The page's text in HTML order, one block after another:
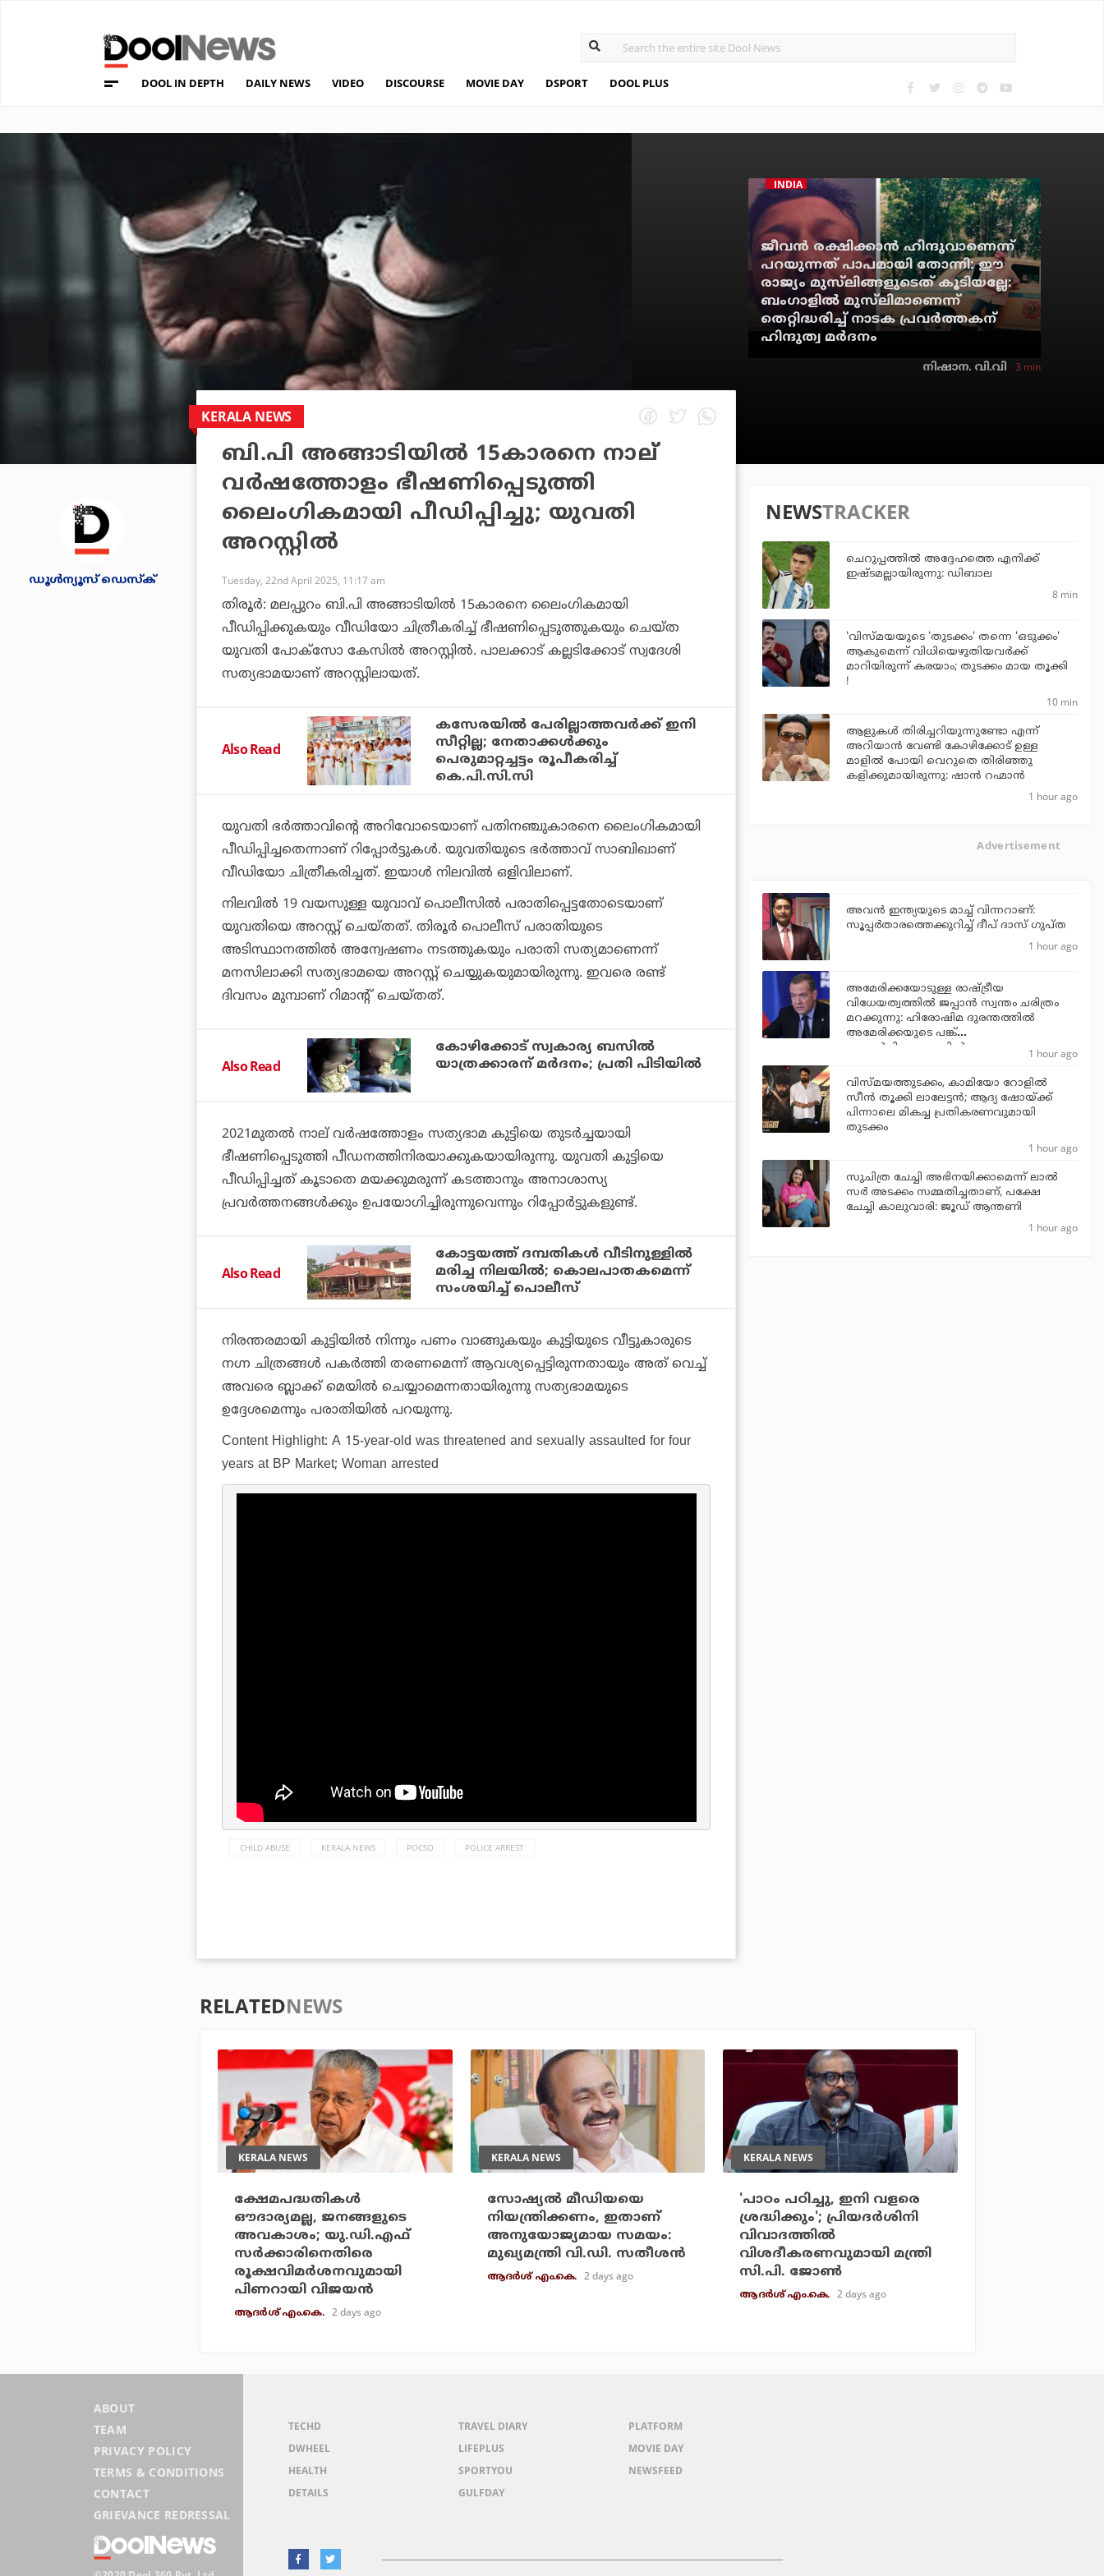
DOOL IN DEPTH DAILY NEWS VIDEO DISCOURSE MOVIE DAY DSPORT DOOL PLUS
INDIA
ജീവന്‍ രക്ഷിക്കാന്‍ ഹിന്ദുവാണെന്ന്
പറയുന്നത് പാപമായി തോന്നി: ഈ
രാജ്യം മുസ്‌ലിങ്ങളുടെത് കൂടിയല്ലേ:
ബംഗാളില്‍ മുസ്‌ലിമാണെന്ന്
തെറ്റിദ്ധരിച്ച് നാടക പ്രവര്‍ത്തകന്
ഹിന്ദുത്വ മര്‍ദനം
നിഷാന. വി.വി 3 min
ഡൂള്‍ന്യൂസ് ഡെസ്‌ക്
KERALA NEWS
ബി.പി അങ്ങാടിയില്‍ 15കാരനെ നാല്
വര്‍ഷത്തോളം ഭീഷണിപ്പെടുത്തി
ലൈംഗികമായി പീഡിപ്പിച്ചു; യുവതി
അറസ്റ്റില്‍
Tuesday, 22nd April 2025, 11:17 am
തിരൂര്‍: മലപ്പുറം ബി.പി അങ്ങാടിയില്‍ 15കാരനെ ലൈംഗികമായി
പീഡിപ്പിക്കുകയും വീഡിയോ ചിത്രീകരിച്ച് ഭീഷണിപ്പെടുത്തുകയും ചെയ്ത
യുവതി പോക്‌സോ കേസില്‍ അറസ്റ്റില്‍. പാലക്കാട് കല്ലടിക്കോട് സ്വദേശി
സത്യഭാമയാണ് അറസ്റ്റിലായത്.
Also Read
കസേരയില്‍ പേരില്ലാത്തവര്‍ക്ക് ഇനി
സീറ്റില്ല; നേതാക്കള്‍ക്കും
പെരുമാറ്റച്ചട്ടം രൂപീകരിച്ച്
കെ.പി.സി.സി
യുവതി ഭര്‍ത്താവിന്റെ അറിവോടെയാണ് പതിനഞ്ചുകാരനെ ലൈംഗികമായി
പീഡിപ്പിച്ചതെന്നാണ് റിപ്പോര്‍ട്ടുകള്‍. യുവതിയുടെ ഭര്‍ത്താവ് സാബിഖാണ്
വീഡിയോ ചിത്രീകരിച്ചത്. ഇയാള്‍ നിലവില്‍ ഒളിവിലാണ്.
നിലവില്‍ 19 വയസുള്ള യുവാവ് പൊലീസില്‍ പരാതിപ്പെട്ടതോടെയാണ്
യുവതിയെ അറസ്റ്റ് ചെയ്തത്. തിരൂര്‍ പൊലീസ് പരാതിയുടെ
അടിസ്ഥാനത്തില്‍ അന്വേഷണം നടത്തുകയും പരാതി സത്യമാണെന്ന്
മനസിലാക്കി സത്യഭാമയെ അറസ്റ്റ് ചെയ്യുകയുമായിരുന്നു. ഇവരെ രണ്ട്
ദിവസം മുമ്പാണ് റിമാന്റ് ചെയ്തത്.
Also Read
കോഴിക്കോട് സ്വകാര്യ ബസില്‍
യാത്രക്കാരന് മര്‍ദനം; പ്രതി പിടിയില്‍
2021മുതല്‍ നാല് വര്‍ഷത്തോളം സത്യഭാമ കുട്ടിയെ തുടര്‍ച്ചയായി
ഭീഷണിപ്പെടുത്തി പീഡനത്തിനിരയാക്കുകയായിരുന്നു. യുവതി കുട്ടിയെ
പീഡിപ്പിച്ചത് കൂടാതെ മയക്കുമരുന്ന് കടത്താനും അനാശാസ്യ
പ്രവര്‍ത്തനങ്ങള്‍ക്കും ഉപയോഗിച്ചിരുന്നുവെന്നും റിപ്പോര്‍ട്ടുകളുണ്ട്.
Also Read
കോട്ടയത്ത് ദമ്പതികള്‍ വീടിനുള്ളില്‍
മരിച്ച നിലയില്‍; കൊലപാതകമെന്ന്
സംശയിച്ച് പൊലീസ്
നിരന്തരമായി കുട്ടിയില്‍ നിന്നും പണം വാങ്ങുകയും കുട്ടിയുടെ വീട്ടുകാരുടെ
നഗ്ന ചിത്രങ്ങള്‍ പകര്‍ത്തി തരണമെന്ന് ആവശ്യപ്പെട്ടിരുന്നതായും അത് വെച്ച്
അവരെ ബ്ലാക്ക് മെയില്‍ ചെയ്യാമെന്നതായിരുന്നു സത്യഭാമയുടെ
ഉദ്ദേശമെന്നും പരാതിയില്‍ പറയുന്നു.
Content Highlight: A 15-year-old was threatened and sexually assaulted for four
years at BP Market; Woman arrested
CHILD ABUSE KERALA NEWS POCSO POLICE ARREST
NEWSTRACKER
ചെറുപ്പത്തില്‍ അദ്ദേഹത്തെ എനിക്ക്
ഇഷ്ടമല്ലായിരുന്നു: ഡിബാല
8 min
'വിസ്മയയുടെ 'തുടക്കം' തന്നെ 'ഒടുക്കം'
ആകുമെന്ന് വിധിയെഴുതിയവര്‍ക്ക്
മാറിയിരുന്ന് കരയാം; തുടക്കം മായ തൂക്കി
!
10 min
ആളുകൾ തിരിച്ചറിയുന്നുണ്ടോ എന്ന്
അറിയാൻ വേണ്ടി കോഴിക്കോട് ഉള്ള
മാളിൽ പോയി വെറുതെ തിരിഞ്ഞു
കളിക്കുമായിരുന്നു: ഷാൻ റഹ്മാൻ
1 hour ago
Advertisement
അവന്‍ ഇന്ത്യയുടെ മാച്ച് വിന്നറാണ്:
സൂപ്പര്‍താരത്തെക്കുറിച്ച് ദീപ് ദാസ് ഗുപ്ത
1 hour ago
അമേരിക്കയോടുള്ള രാഷ്ട്രീയ
വിധേയത്വത്തില്‍ ജപ്പാന്‍ സ്വന്തം ചരിത്രം
മറക്കുന്നു: ഹിരോഷിമ ദുരന്തത്തില്‍
അമേരിക്കയുടെ പങ്ക്
പരാമര്‍ശിക്കാത്തതില്‍ റഷ്യ
1 hour ago
വിസ്മയത്തുടക്കം, കാമിയോ റോളില്‍
സീന്‍ തൂക്കി ലാലേട്ടന്‍; ആദ്യ ഷോയ്ക്ക്
പിന്നാലെ മികച്ച പ്രതികരണവുമായി
തുടക്കം
1 hour ago
സുചിത്ര ചേച്ചി അഭിനയിക്കാമെന്ന് ലാല്‍
സര്‍ അടക്കം സമ്മതിച്ചതാണ്, പക്ഷേ
ചേച്ചി കാലുവാരി: ജൂഡ് ആന്തണി
1 hour ago
RELATEDNEWS
KERALA NEWS
ക്ഷേമപദ്ധതികള്‍
ഔദാര്യമല്ല, ജനങ്ങളുടെ
അവകാശം; യു.ഡി.എഫ്
സര്‍ക്കാരിനെതിരെ
രൂക്ഷവിമര്‍ശനവുമായി
പിണറായി വിജയന്‍
ആദർശ് എം.കെ. 2 days ago
KERALA NEWS
സോഷ്യല്‍ മീഡിയയെ
നിയന്ത്രിക്കണം, ഇതാണ്
അനുയോജ്യമായ സമയം:
മുഖ്യമന്ത്രി വി.ഡി. സതീശന്‍
ആദർശ് എം.കെ. 2 days ago
KERALA NEWS
'പാഠം പഠിച്ചു, ഇനി വളരെ
ശ്രദ്ധിക്കും'; പ്രിയദര്‍ശിനി
വിവാദത്തില്‍
വിശദീകരണവുമായി മന്ത്രി
സി.പി. ജോണ്‍
ആദർശ് എം.കെ. 2 days ago
ABOUT
TEAM
PRIVACY POLICY
TERMS & CONDITIONS
CONTACT
GRIEVANCE REDRESSAL
TECHD
DWHEEL
HEALTH
DETAILS
TRAVEL DIARY
LIFEPLUS
SPORTYOU
GULFDAY
PLATFORM
MOVIE DAY
NEWSFEED